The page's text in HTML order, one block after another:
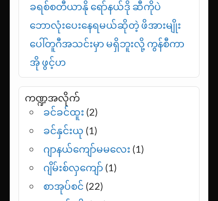
လယ်လူ အဲလက်စ် စကော့တ်ကို မ
ရောင်းဘူးလို့ ဘုန်းမောက် ငြင်းဆန်
ခရစ်စတီယာနို ရော်နယ်ဒို ဆီကိုပဲ
ဘောလုံးပေးနေရမယ်ဆိုတဲ့ ဖိအားမျိုး
ပေါ်တူဂီအသင်းမှာ မရှိဘူးလို့ ကွန်စီကာ
အို ဖွင့်ဟ
ကဏ္ဍအလိုက်
ခင်ခင်ထူး(2)
ခင်နှင်းယု(1)
ဂျာနယ်ကျော်မမလေး